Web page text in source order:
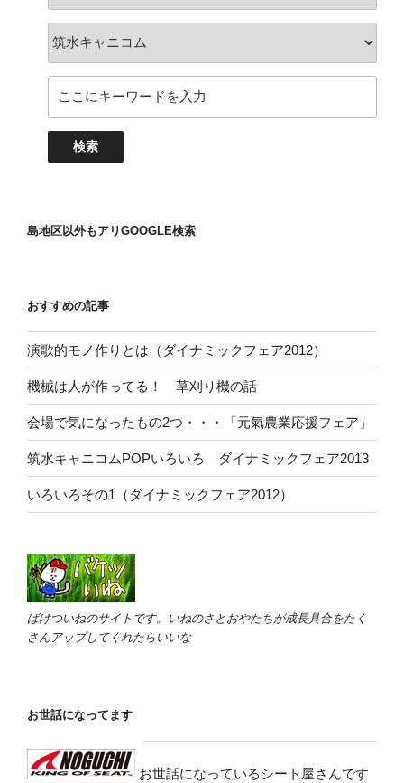
島地区以外もアリGOOGLE検索
おすすめの記事
演歌的モノ作りとは（ダイナミックフェア2012）
機械は人が作ってる！ 草刈り機の話
会場で気になったもの2つ・・・「元氣農業応援フェア」
筑水キャニコムPOPいろいろ ダイナミックフェア2013
いろいろその1（ダイナミックフェア2012）
ばけついねのサイトです。いねのさとおやたちが成長具合をたく
さんアップしてくれたらいいな
お世話になってます
お世話になっているシート屋さんです